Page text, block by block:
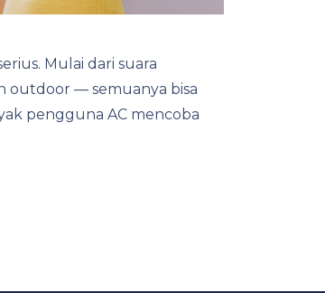
Mulai dari suara
outdoor — semuanya bisa
pengguna AC mencoba